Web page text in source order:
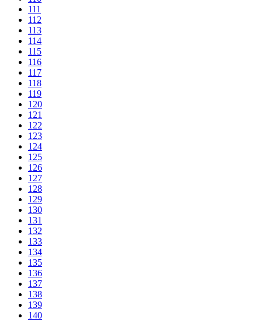
111
112
113
114
115
116
117
118
119
120
121
122
123
124
125
126
127
128
129
130
131
132
133
134
135
136
137
138
139
140